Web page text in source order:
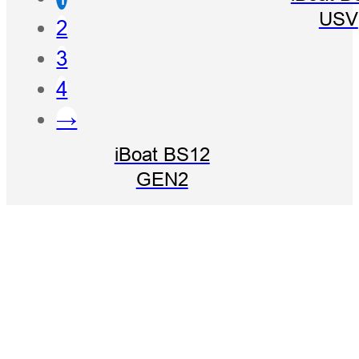
iBoat BS12
GEN2
USV
2
3
4
→